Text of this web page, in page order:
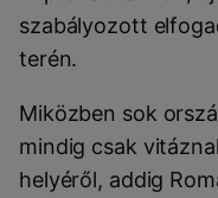
szabályozott
terén.
Miközben sok
mindig csak
helyéről, addig